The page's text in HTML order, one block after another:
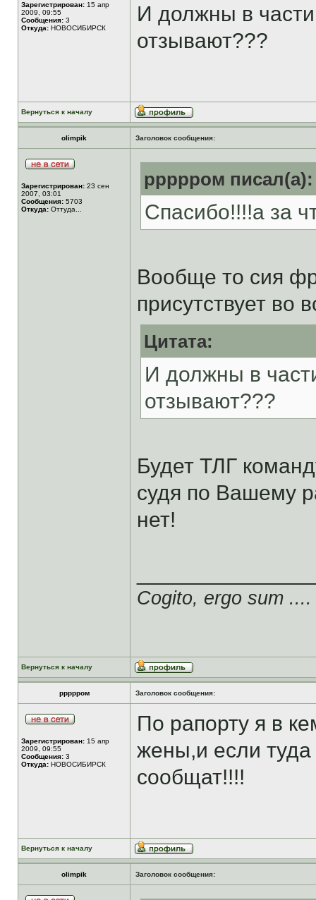
Зарегистрирован: 15 апр
2009, 09:55
Сообщения: 3
Откуда: НОВОСИБИРСК
И должны в
отзывают???
Вернуться к началу
olimpik Заголовок сообщения:
Зарегистрирован: 23 сен
2007, 03:01
Сообщения: 5703
Откуда: Оттуда...
ррррром писал(а):
Спасибо!!!!а за
Вообще то сия
присутствует во
Цитата:
И должны в
отзывают???
Будет ТЛГ
судя по Вашему
нет!
Cogito, ergo sum ....
Вернуться к началу
ррррром Заголовок сообщения:
Зарегистрирован: 15 апр
2009, 09:55
Сообщения: 3
Откуда: НОВОСИБИРСК
По рапорту я в
жены,и если туда
сообщат!!!!
Вернуться к началу
olimpik Заголовок сообщения: